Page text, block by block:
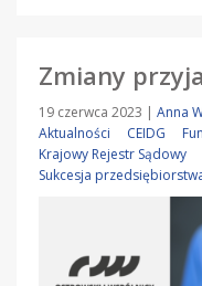
Zmiany
19 czerwca 2023 | Anna
Aktualności
CEIDG
Krajowy Rejestr Sądowy
Sukcesja